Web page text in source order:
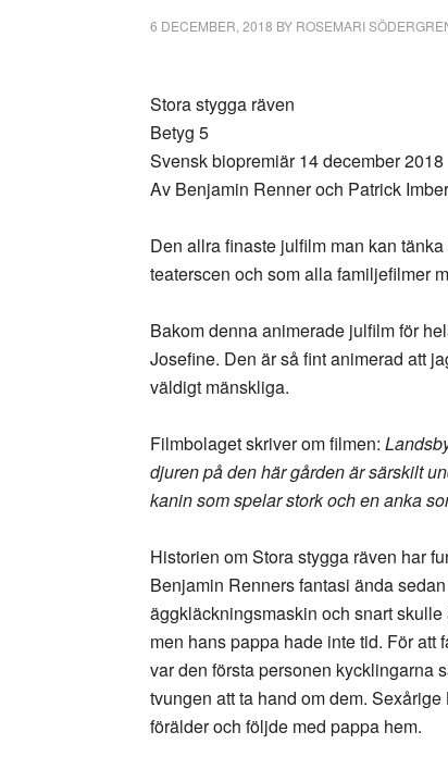
6 DECEMBER, 2018 BY ROSEMARI
Stora stygga räven
Betyg 5
Svensk biopremiär 14 december 2018
Av Benjamin Renner och Patrick
Den allra finaste julfilm man kan
teaterscen och som alla familjefilmer
Bakom denna animerade julfilm för
Josefine. Den är så fint animerad att
väldigt mänskliga.
Filmbolaget skriver om filmen:
djuren på den här gården är särskilt
kanin som spelar stork och en anka
Historien om Stora stygga räven har
Benjamin Renners fantasi ända
äggkläckningsmaskin och snart
men hans pappa hade inte tid. För
var den första personen kycklingarna
tvungen att ta hand om dem.
förälder och följde med pappa hem.